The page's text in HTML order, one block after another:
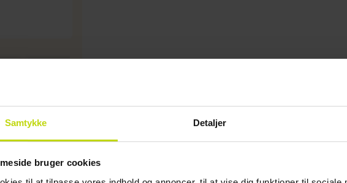
Samtykke Detaljer
bruger cookies
pålægges.